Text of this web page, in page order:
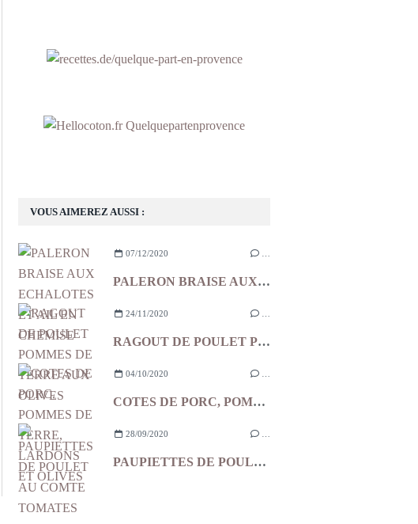
VOUS AIMEREZ AUSSI :
07/12/2020
PALERON BRAISE AUX ECHALOTES ET AIL EN CHEMISE
24/11/2020
RAGOUT DE POULET POMMES DE TERRE AUX OLIVES
04/10/2020
COTES DE PORC, POMMES DE TERRE, LARDONS ET OLIVES
28/09/2020
PAUPIETTES DE POULET AU COMTE TOMATES CONFITES